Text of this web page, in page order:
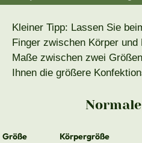
Kleiner Tipp: Lassen Sie
Finger zwischen Körper
Maße zwischen zwei
Ihnen die größere
Größe Körpergröße